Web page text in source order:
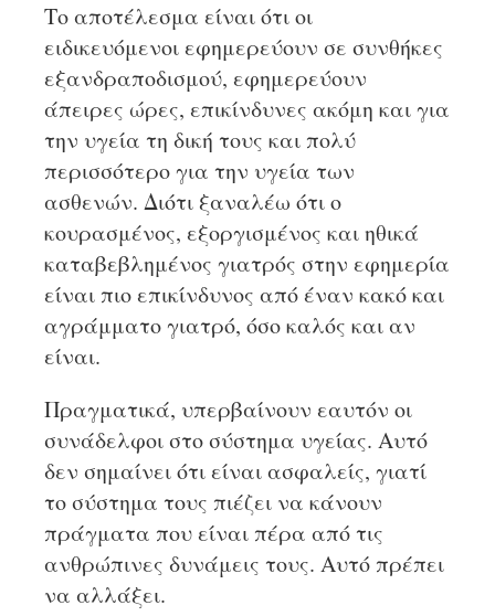
Το αποτέλεσμα είναι ότι οι
ειδικευόμενοι εφημερεύουν σε συνθήκες
εξανδραποδισμού, εφημερεύουν
άπειρες ώρες, επικίνδυνες ακόμη και για
την υγεία τη δική τους και πολύ
περισσότερο για την υγεία των
ασθενών. Διότι ξαναλέω ότι ο
κουρασμένος, εξοργισμένος και ηθικά
καταβεβλημένος γιατρός στην εφημερία
είναι πιο επικίνδυνος από έναν κακό και
αγράμματο γιατρό, όσο καλός και αν
είναι.
Πραγματικά, υπερβαίνουν εαυτόν οι
συνάδελφοι στο σύστημα υγείας. Αυτό
δεν σημαίνει ότι είναι ασφαλείς, γιατί
το σύστημα τους πιέζει να κάνουν
πράγματα που είναι πέρα από τις
ανθρώπινες δυνάμεις τους. Αυτό πρέπει
να αλλάξει.